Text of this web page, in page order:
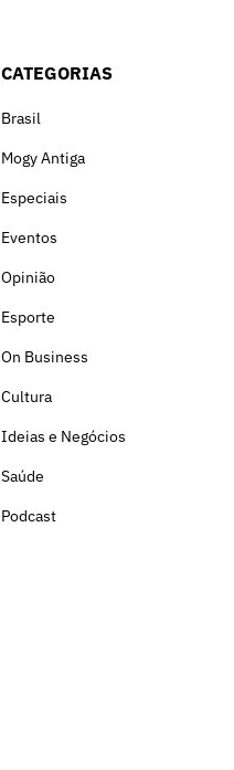
CATEGORIAS
Brasil
Mogy Antiga
Especiais
Eventos
Opinião
Esporte
On Business
Cultura
Ideias e Negócios
Saúde
Podcast